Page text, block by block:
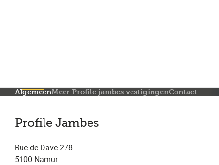
AlgemeenMeer Profile jambes vestigingenContact
Profile Jambes
Rue de Dave 278
5100 Namur